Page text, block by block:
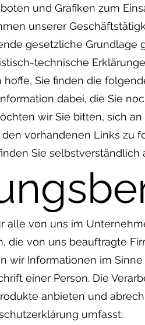
und Grafiken zum
unserer
gesetzliche Grundlage
technische
Sie finden die
dabei, die Sie
wir Sie bitten, sich
vorhandenen Links zu
Sie selbstverständlich
alle von uns im
die von uns beauftragte
Informationen im Sinne
einer Person. Die
anbieten und
umfasst: